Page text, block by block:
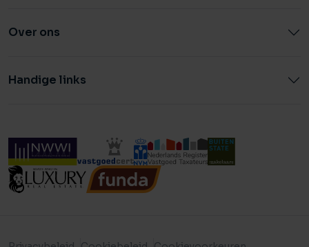
Over ons
Handige links